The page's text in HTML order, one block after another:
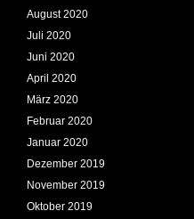
August 2020
Juli 2020
Juni 2020
April 2020
März 2020
Februar 2020
Januar 2020
Dezember 2019
November 2019
Oktober 2019